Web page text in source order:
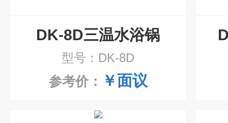
DK-8D三温水浴锅
型号：DK-8D
参考价： ￥面议